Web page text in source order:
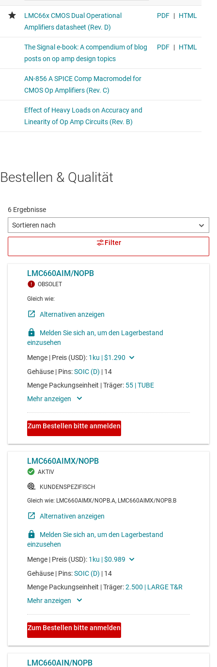
Bestellen & Qualität